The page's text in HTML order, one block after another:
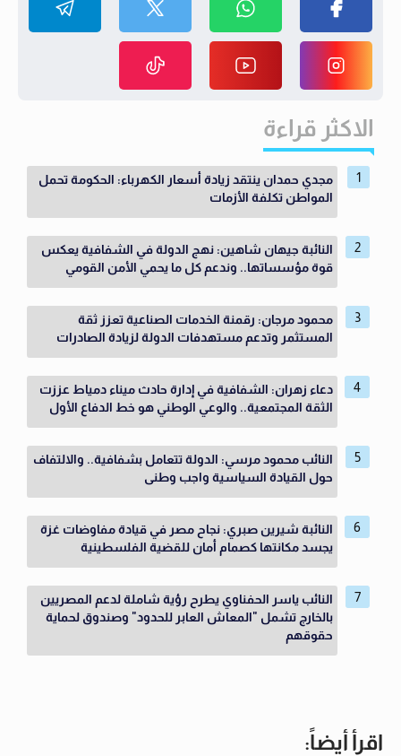
الاكثر قراءة
مجدي حمدان ينتقد زيادة أسعار الكهرباء: الحكومة تحمل
المواطن تكلفة الأزمات
النائبة جيهان شاهين: نهج الدولة في الشفافية يعكس
قوة مؤسساتها.. وندعم كل ما يحمي الأمن القومي
محمود مرجان: رقمنة الخدمات الصناعية تعزز ثقة
المستثمر وتدعم مستهدفات الدولة لزيادة الصادرات
دعاء زهران: الشفافية في إدارة حادث ميناء دمياط عززت
الثقة المجتمعية.. والوعي الوطني هو خط الدفاع الأول
النائب محمود مرسي: الدولة تتعامل بشفافية.. والالتفاف
حول القيادة السياسية واجب وطنى
النائبة شيرين صبري: نجاح مصر في قيادة مفاوضات غزة
يجسد مكانتها كصمام أمان للقضية الفلسطينية
النائب ياسر الحفناوي يطرح رؤية شاملة لدعم المصريين
بالخارج تشمل "المعاش العابر للحدود" وصندوق لحماية
حقوقهم
اقرأ أيضاً: